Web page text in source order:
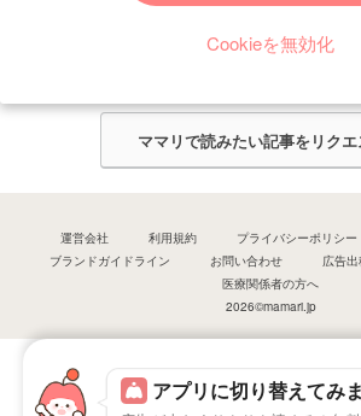
アプリに切り替えてみ
Cookieを無効化
今ママリで読みたい記事は何ですか？
ママリ編集部がみなさんのご意見をもとに記事を
ママリで読みたい記事をリクエ
運営会社 利用規約 プライバシーポリシー
ブランドガイドライン
お問い合わせ
広告
医療関係者の方へ
2026©mamari.jp